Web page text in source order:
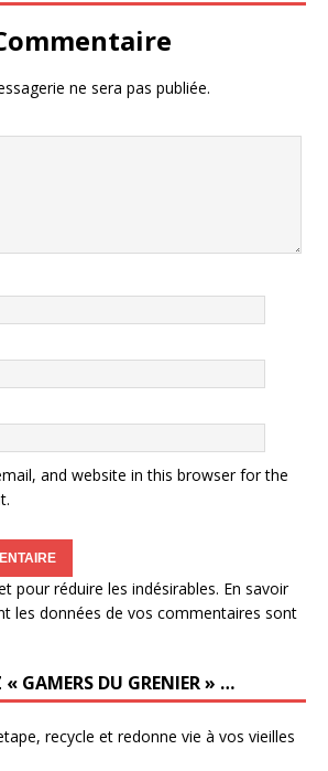
ne sera pas publiée.
and website in this browser for the
pour réduire les indésirables. En savoir
les données de vos commentaires sont
« GAMERS DU GRENIER » …
recycle et redonne vie à vos vieilles